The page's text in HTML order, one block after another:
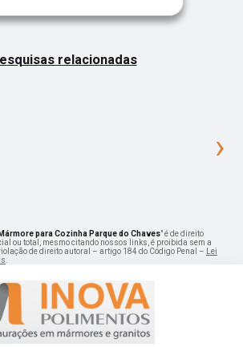
relacionadas
›
para Cozinha Parque do Chaves" é de direito
ou total, mesmo citando nossos links, é proibida sem a
de direito autoral – artigo 184 do Código Penal –
Lei